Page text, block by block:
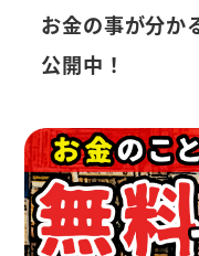
お金の事が分か
公開中！